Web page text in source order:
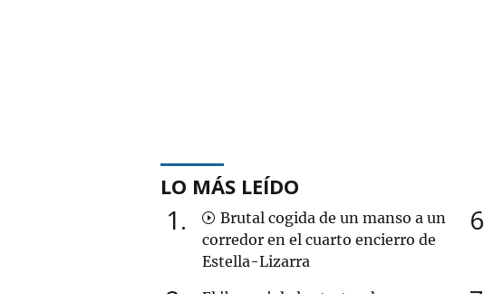
LO MÁS LEÍDO
1
Brutal cogida de un manso a un
corredor en el cuarto encierro de
Estella-Lizarra
6